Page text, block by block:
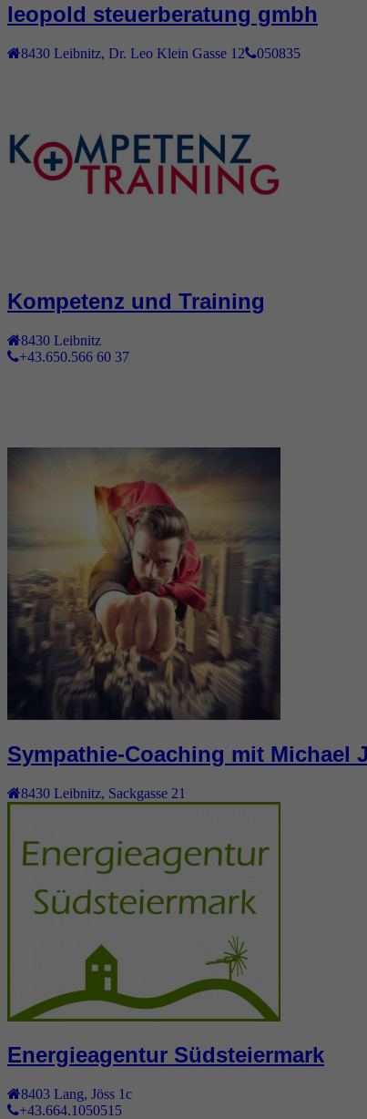
leopold steuerberatung gmbh
8430 Leibnitz Dr. Leo Klein Gasse 12 050835
Kompetenz und Training
8430 Leibnitz
+43.650.566 60 37
Sympathie-Coaching mit Michael
8430 Leibnitz Sackgasse 21
Energieagentur Südsteiermark
8403 Lang, Jöss 1c
+43.664.1050515